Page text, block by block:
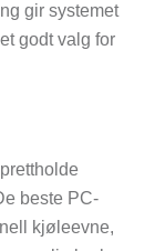
gir systemet
godt valg for
beste PC-
kjøleevne,